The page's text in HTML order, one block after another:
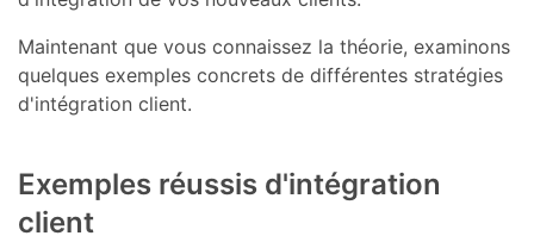
Maintenant que vous connaissez la théorie, examinons
quelques exemples concrets de différentes stratégies
d'intégration client.
Exemples réussis d'intégration
client